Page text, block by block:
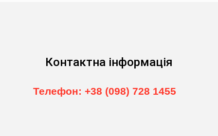
Контактна інформація
Телефон: +38 (098) 728 1455